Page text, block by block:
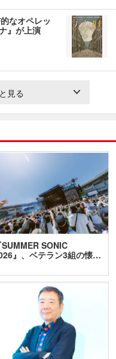
なオペレッ
』が上演
見る
SUMMER SONIC
』、ベテラン3組の懐…